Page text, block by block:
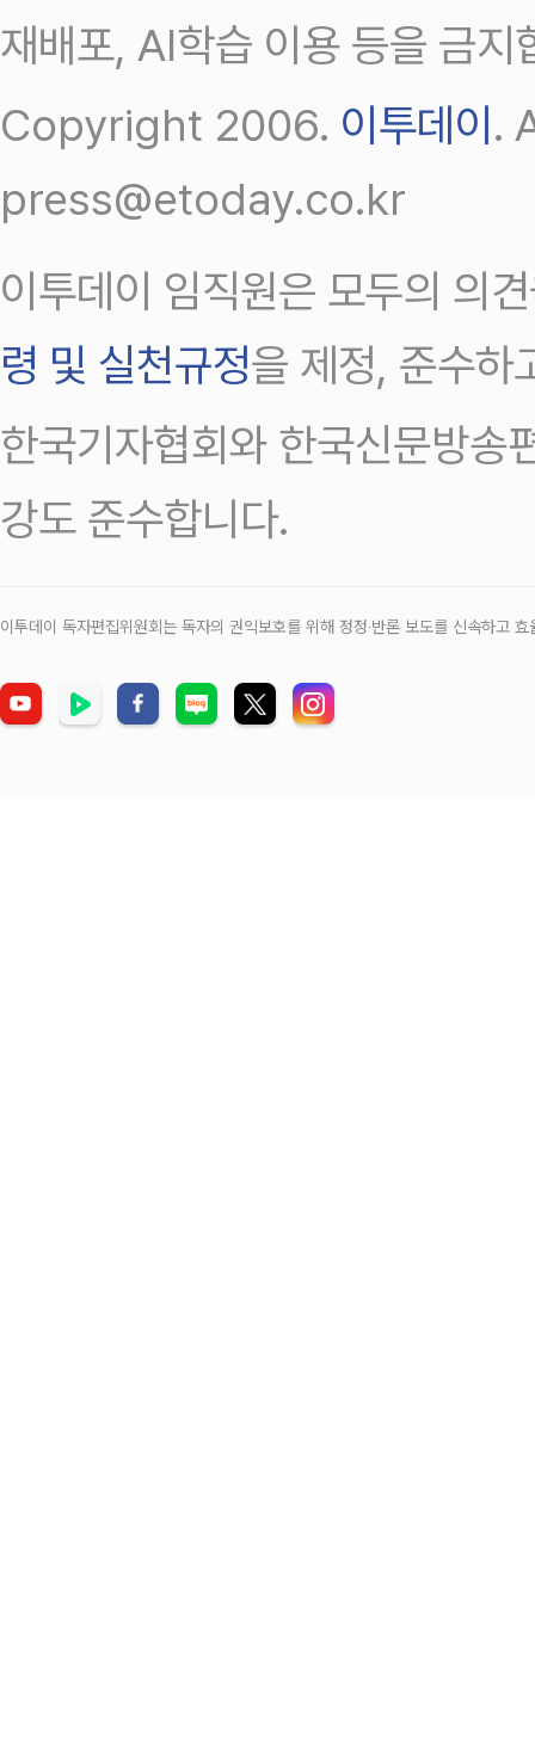
재배포, AI학습 이용 등을 금지
Copyright 2006. 이투데이 .
press@etoday.co.kr
이투데이 임직원은 모두의 의
령 및 실천규정을 제정, 준수하
한국기자협회와 한국신문방송
강도 준수합니다.
이투데이 독자편집위원회는 독자의 권익보호를 위해 정정‧반론 보도를 신속하고